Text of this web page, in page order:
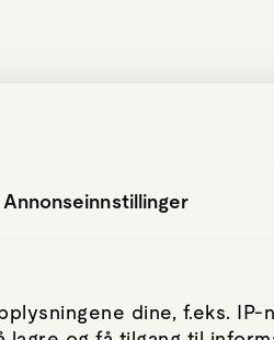
Annonseinnstillinger
dine, f.eks. IP-